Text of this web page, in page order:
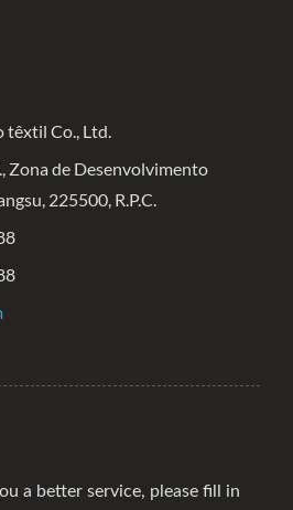
têxtil Co., Ltd.
Zona de Desenvolvimento
225500, R.P.C.